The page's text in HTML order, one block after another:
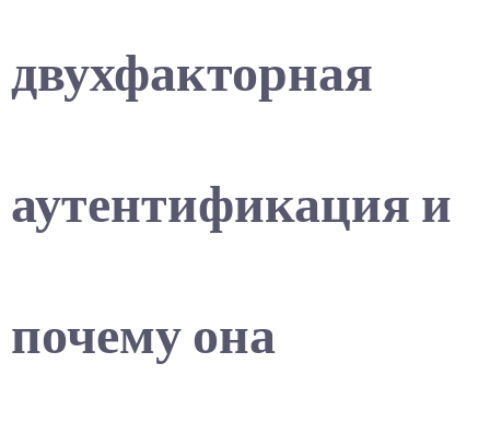
двухфакторная
аутентификация и
почему она